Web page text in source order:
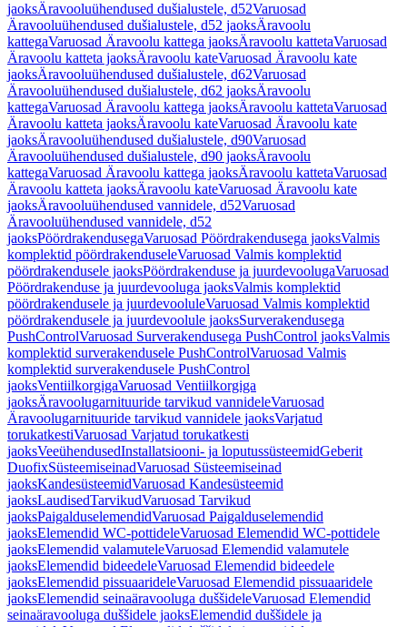
jaoksÄravooluühendused dušialustele, d52Varuosad
Äravooluühendused dušialustele, d52 jaoksÄravoolu
kattegaVaruosad Äravoolu kattega jaoksÄravoolu kattetaVaruosad
Äravoolu katteta jaoksÄravoolu kateVaruosad Äravoolu kate
jaoksÄravooluühendused dušialustele, d62Varuosad
Äravooluühendused dušialustele, d62 jaoksÄravoolu
kattegaVaruosad Äravoolu kattega jaoksÄravoolu kattetaVaruosad
Äravoolu katteta jaoksÄravoolu kateVaruosad Äravoolu kate
jaoksÄravooluühendused dušialustele, d90Varuosad
Äravooluühendused dušialustele, d90 jaoksÄravoolu
kattegaVaruosad Äravoolu kattega jaoksÄravoolu kattetaVaruosad
Äravoolu katteta jaoksÄravoolu kateVaruosad Äravoolu kate
jaoksÄravooluühendused vannidele, d52Varuosad
Äravooluühendused vannidele, d52
jaoksPöördrakendusegaVaruosad Pöördrakendusega jaoksValmis
komplektid pöördrakenduseleVaruosad Valmis komplektid
pöördrakendusele jaoksPöördrakenduse ja juurdevoolugaVaruosad
Pöördrakenduse ja juurdevooluga jaoksValmis komplektid
pöördrakendusele ja juurdevooluleVaruosad Valmis komplektid
pöördrakendusele ja juurdevoolule jaoksSurverakendusega
PushControlVaruosad Surverakendusega PushControl jaoksValmis
komplektid surverakendusele PushControlVaruosad Valmis
komplektid surverakendusele PushControl
jaoksVentiilkorgigaVaruosad Ventiilkorgiga
jaoksÄravoolugarnituuride tarvikud vannideleVaruosad
Äravoolugarnituuride tarvikud vannidele jaoksVarjatud
torukatkestiVaruosad Varjatud torukatkesti
jaoksVeeühendusedInstallatsiooni- ja loputussüsteemidGeberit
DuofixSüsteemiseinadVaruosad Süsteemiseinad
jaoksKandesüsteemidVaruosad Kandesüsteemid
jaoksLaudisedTarvikudVaruosad Tarvikud
jaoksPaigalduselemendidVaruosad Paigalduselemendid
jaoksElemendid WC-pottideleVaruosad Elemendid WC-pottidele
jaoksElemendid valamuteleVaruosad Elemendid valamutele
jaoksElemendid bideedeleVaruosad Elemendid bideedele
jaoksElemendid pissuaarideleVaruosad Elemendid pissuaaridele
jaoksElemendid seinaäravooluga duššideleVaruosad Elemendid
seinaäravooluga duššidele jaoksElemendid duššidele ja